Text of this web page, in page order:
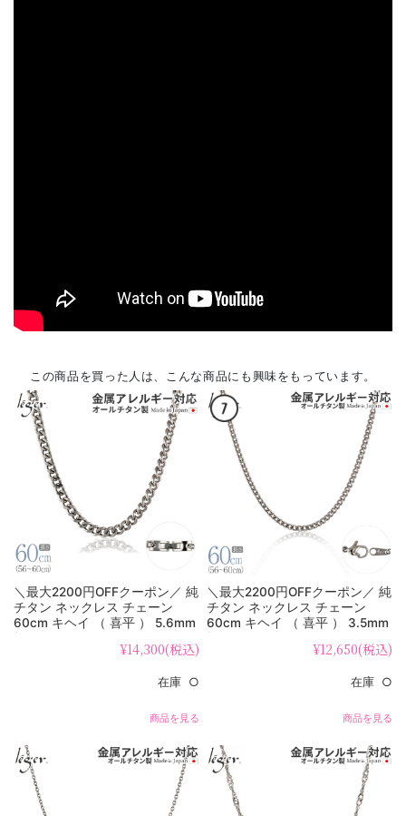
この商品を買った人は、こんな商品にも興味をもっています。
＼最大2200円OFFクーポン／ 純
チタン ネックレス チェーン
60cm キヘイ （ 喜平 ） 5.6mm
¥14,300(税込)
在庫 ○
商品を見る
＼最大2200円OFFクーポン／ 純
チタン ネックレス チェーン
60cm キヘイ （ 喜平 ） 3.5mm
¥12,650(税込)
在庫 ○
商品を見る